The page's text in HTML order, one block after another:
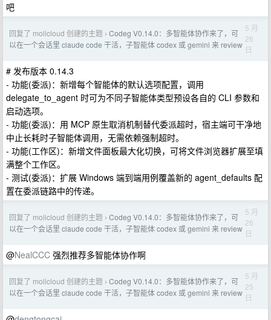
吧
回复了 molicloud 创建的主题 › Codeg V0.14.0：多智能体协作来了，可
以在一个会话里 claude code 干活，子智能体 codex 或 gemini 来 review
5 月
26
日
# 发布版本 0.14.3
- 功能(委派)：新增每个智能体的默认选项配置，调用
delegate_to_agent 时可为不同子智能体类型预设各自的 CLI 参数和
启动选项。
- 功能(委派)：用 MCP 原生取消机制替代委派超时，宿主端可干净地
中止长耗时子智能体调用，无需依赖强制超时。
- 功能(工作区)：新增文件面板最大化切换，可将文件浏览器扩展至填
满整个工作区。
- 测试(委派)：扩展 Windows 端到端用例覆盖新的 agent_defaults 配
置在委派链路中的传递。
回复了 molicloud 创建的主题 › Codeg V0.14.0：多智能体协作来了，可
以在一个会话里 claude code 干活，子智能体 codex 或 gemini 来 review
5 月
26
日
@NealCCC 强烈推荐多智能体协作啊
回复了 molicloud 创建的主题 › Codeg V0.14.0：多智能体协作来了，可
以在一个会话里 claude code 干活，子智能体 codex 或 gemini 来 review
5 月
25
日